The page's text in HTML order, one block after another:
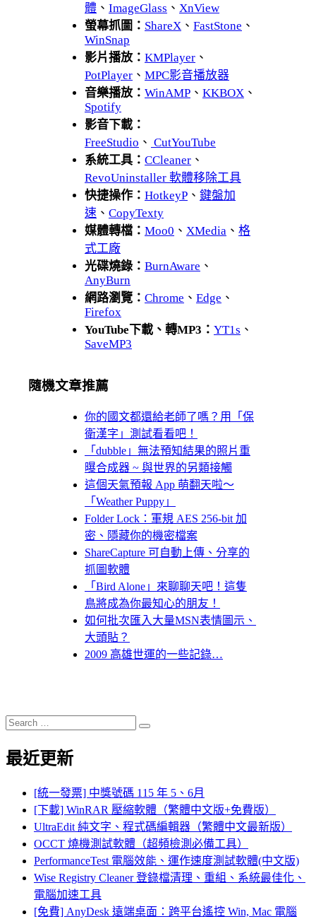
體 、 ImageGlass 、 XnView
螢幕抓圖： ShareX 、 FastStone 、
WinSnap
影片播放： KMPlayer 、
PotPlayer 、 MPC影音播放器
音樂播放： WinAMP 、 KKBOX 、
Spotify
影音下載：
FreeStudio 、 CutYouTube
系統工具： CCleaner 、
RevoUninstaller 軟體移除工具
快捷操作： HotkeyP 、 鍵盤加
速 、 CopyTexty
媒體轉檔： Moo0 、 XMedia 、 格
式工廠
光碟燒錄： BurnAware 、
AnyBurn
網路瀏覽： Chrome 、 Edge 、
Firefox
YouTube下載、轉MP3： YT1s 、
SaveMP3
隨機文章推薦
你的國文都還給老師了嗎？用「保
衛漢字」測試看看吧！
「dubble」無法預知結果的照片重
曝合成器 ~ 與世界的另類接觸
這個天氣預報 App 萌翻天啦～
「Weather Puppy」
Folder Lock：軍規 AES 256-bit 加
密、隱藏你的機密檔案
ShareCapture 可自動上傳、分享的
抓圖軟體
「Bird Alone」來聊聊天吧！這隻
鳥將成為你最知心的朋友！
如何批次匯入大量MSN表情圖示、
大頭貼？
2009 高雄世運的一些記錄…
Search
for:
Search
最近更新
[統一發票] 中獎號碼 115 年 5、6月
[下載] WinRAR 壓縮軟體（繁體中文版+免費版）
UltraEdit 純文字、程式碼編輯器（繁體中文最新版）
OCCT 燒機測試軟體（超頻檢測必備工具）
PerformanceTest 電腦效能、運作速度測試軟體(中文版)
Wise Registry Cleaner 登錄檔清理、重組、系統最佳化、
電腦加速工具
[免費] AnyDesk 遠端桌面：跨平台遙控 Win, Mac 電腦